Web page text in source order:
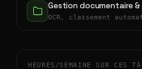
Gestion documentaire
OCR, classement
HEURES/SEMAINE SUR CES